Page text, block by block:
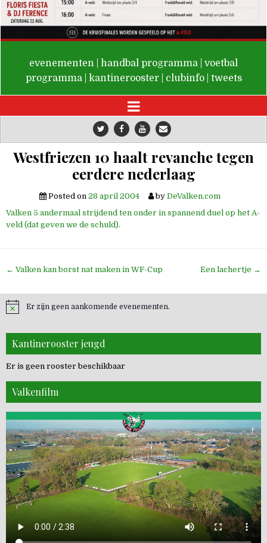
De Valken
evenementen handbal programma
voetbal
programma
kantinerooster clubinfo tweets
Westfriezen 10 haalt revanche tegen
eerdere nederlaag
Posted on 28 april 2004 by DeValken.com
Valken 5 andermaal strijdend ten onder in spannend duel op het A-
veld (dat geven we de schuld).
Bericht
← Valken kan borst nat maken in WF-Cup Een lachertje →
Er zijn geen aankomende evenementen.
Kantinerooster jeugd
Er is geen rooster beschikbaar
Valkenfilm